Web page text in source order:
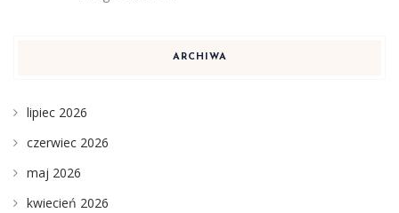
ARCHIWA
lipiec 2026
czerwiec 2026
maj 2026
kwiecień 2026